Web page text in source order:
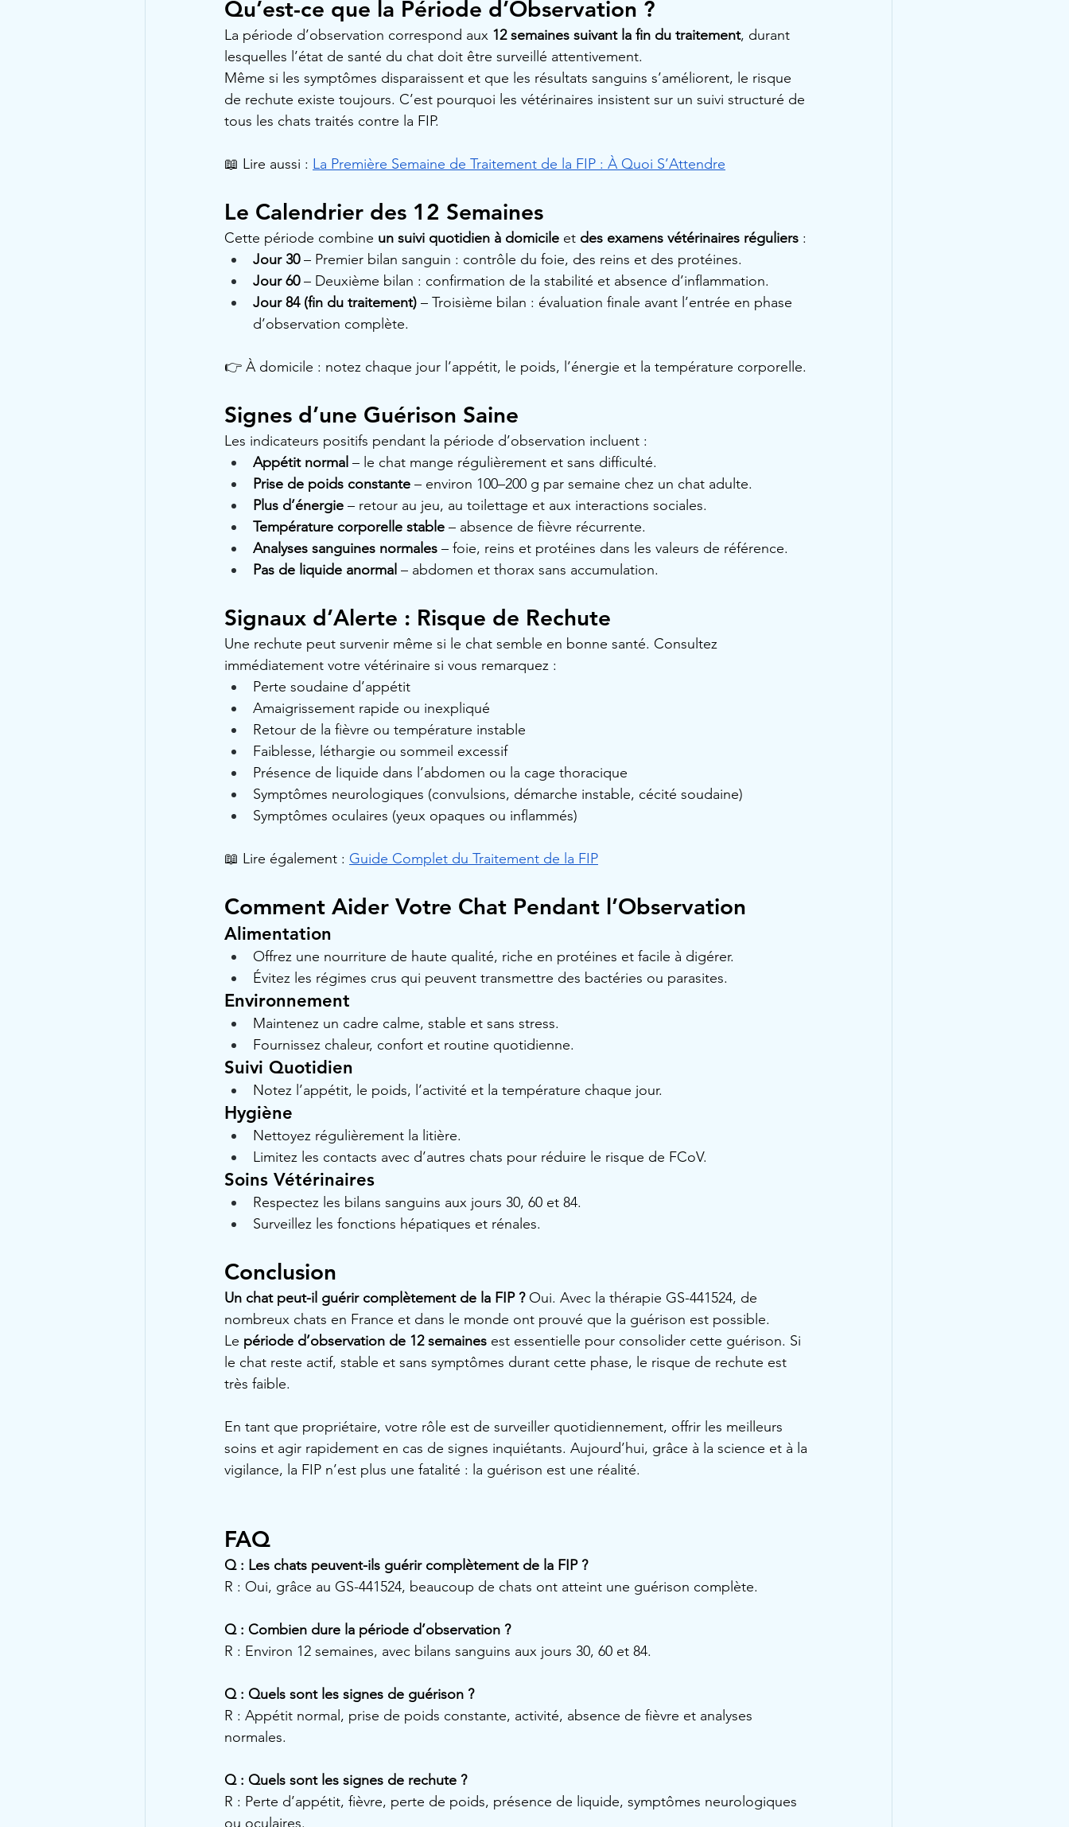
Qu’est-ce que la Période d’Observation ?
La période d’observation correspond aux 12 semaines suivant la fin du traitement, durant
lesquelles l’état de santé du chat doit être surveillé attentivement.
Même si les symptômes disparaissent et que les résultats sanguins s’améliorent, le risque
de rechute existe toujours. C’est pourquoi les vétérinaires insistent sur un suivi structuré de
tous les chats traités contre la FIP.
📖 Lire aussi : La Première Semaine de Traitement de la FIP : À Quoi S’Attendre
Le Calendrier des 12 Semaines
Cette période combine un suivi quotidien à domicile et des examens vétérinaires réguliers :
Jour 30 – Premier bilan sanguin : contrôle du foie, des reins et des protéines.
Jour 60 – Deuxième bilan : confirmation de la stabilité et absence d’inflammation.
Jour 84 (fin du traitement) – Troisième bilan : évaluation finale avant l’entrée en phase
d’observation complète.
👉 À domicile : notez chaque jour l’appétit, le poids, l’énergie et la température corporelle.
Signes d’une Guérison Saine
Les indicateurs positifs pendant la période d’observation incluent :
Appétit normal – le chat mange régulièrement et sans difficulté.
Prise de poids constante – environ 100–200 g par semaine chez un chat adulte.
Plus d’énergie – retour au jeu, au toilettage et aux interactions sociales.
Température corporelle stable – absence de fièvre récurrente.
Analyses sanguines normales – foie, reins et protéines dans les valeurs de référence.
Pas de liquide anormal – abdomen et thorax sans accumulation.
Signaux d’Alerte : Risque de Rechute
Une rechute peut survenir même si le chat semble en bonne santé. Consultez
immédiatement votre vétérinaire si vous remarquez :
Perte soudaine d’appétit
Amaigrissement rapide ou inexpliqué
Retour de la fièvre ou température instable
Faiblesse, léthargie ou sommeil excessif
Présence de liquide dans l’abdomen ou la cage thoracique
Symptômes neurologiques (convulsions, démarche instable, cécité soudaine)
Symptômes oculaires (yeux opaques ou inflammés)
📖 Lire également : Guide Complet du Traitement de la FIP
Comment Aider Votre Chat Pendant l’Observation
Alimentation
Offrez une nourriture de haute qualité, riche en protéines et facile à digérer.
Évitez les régimes crus qui peuvent transmettre des bactéries ou parasites.
Environnement
Maintenez un cadre calme, stable et sans stress.
Fournissez chaleur, confort et routine quotidienne.
Suivi Quotidien
Notez l’appétit, le poids, l’activité et la température chaque jour.
Hygiène
Nettoyez régulièrement la litière.
Limitez les contacts avec d’autres chats pour réduire le risque de FCoV.
Soins Vétérinaires
Respectez les bilans sanguins aux jours 30, 60 et 84.
Surveillez les fonctions hépatiques et rénales.
Conclusion
Un chat peut-il guérir complètement de la FIP ? Oui. Avec la thérapie GS-441524, de
nombreux chats en France et dans le monde ont prouvé que la guérison est possible.
Le période d’observation de 12 semaines est essentielle pour consolider cette guérison. Si
le chat reste actif, stable et sans symptômes durant cette phase, le risque de rechute est
très faible.
En tant que propriétaire, votre rôle est de surveiller quotidiennement, offrir les meilleurs
soins et agir rapidement en cas de signes inquiétants. Aujourd’hui, grâce à la science et à la
vigilance, la FIP n’est plus une fatalité : la guérison est une réalité.
FAQ
Q : Les chats peuvent-ils guérir complètement de la FIP ?
R : Oui, grâce au GS-441524, beaucoup de chats ont atteint une guérison complète.
Q : Combien dure la période d’observation ?
R : Environ 12 semaines, avec bilans sanguins aux jours 30, 60 et 84.
Q : Quels sont les signes de guérison ?
R : Appétit normal, prise de poids constante, activité, absence de fièvre et analyses
normales.
Q : Quels sont les signes de rechute ?
R : Perte d’appétit, fièvre, perte de poids, présence de liquide, symptômes neurologiques
ou oculaires.